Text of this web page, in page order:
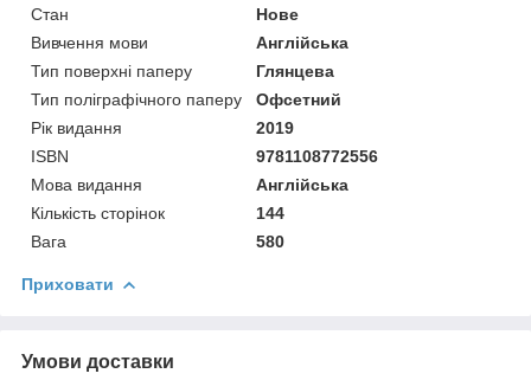
Стан
Нове
Вивчення мови
Англійська
Тип поверхні паперу
Глянцева
Тип поліграфічного паперу
Офсетний
Рік видання
2019
ISBN
9781108772556
Мова видання
Англійська
Кількість сторінок
144
Вага
580
Приховати
Умови доставки